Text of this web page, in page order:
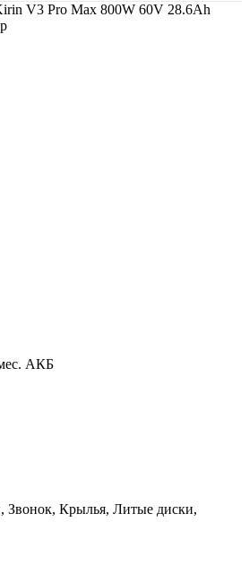
V3 Pro Max 800W 60V 28.6Ah
АКБ
Звонок, Крылья, Литые диски,